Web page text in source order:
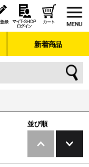
新着商品
並び順